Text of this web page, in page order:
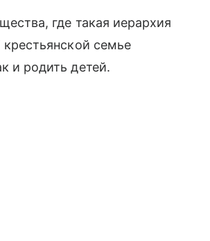
где такая иерархия
семье
и родить детей.